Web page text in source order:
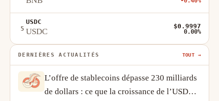
5
USDC
USDC
$0.9997
0.00%
DERNIÈRES ACTUALITÉS TOUT →
L’offre de stablecoins dépasse 230 milliards
de dollars : ce que la croissance de l’USDT